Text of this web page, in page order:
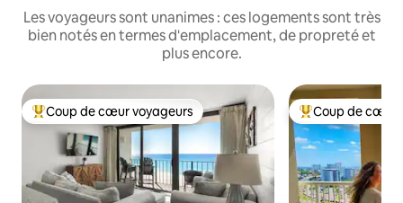
Les voyageurs sont unanimes : ces logements sont très
bien notés en termes d'emplacement, de propreté et
plus encore.
Coups de cœur voyageurs les plus appréciés
Coup de cœur voyageurs Coups de cœur
Coup de cœur